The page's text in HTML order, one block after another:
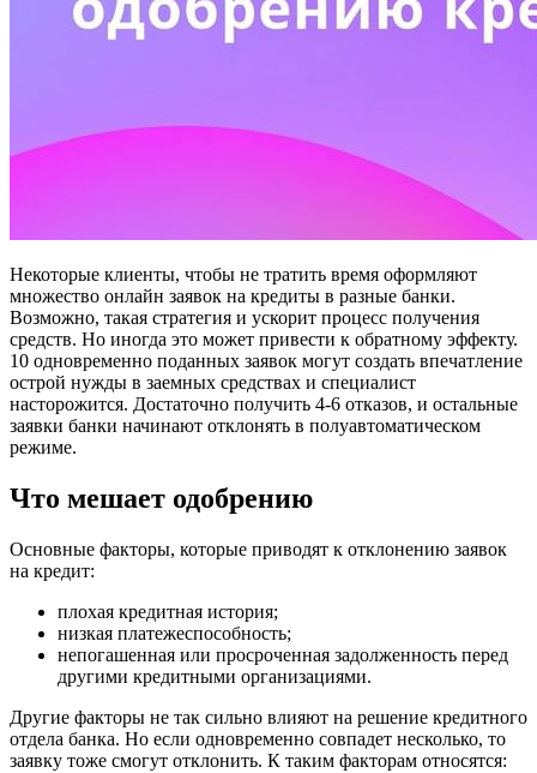
Некоторые клиенты, чтобы не тратить время оформляют
множество онлайн заявок на кредиты в разные банки.
Возможно, такая стратегия и ускорит процесс получения
средств. Но иногда это может привести к обратному эффекту.
10 одновременно поданных заявок могут создать впечатление
острой нужды в заемных средствах и специалист
насторожится. Достаточно получить 4-6 отказов, и остальные
заявки банки начинают отклонять в полуавтоматическом
режиме.
Что мешает одобрению
Основные факторы, которые приводят к отклонению заявок
на кредит:
плохая кредитная история;
низкая платежеспособность;
непогашенная или просроченная задолженность перед
другими кредитными организациями.
Другие факторы не так сильно влияют на решение кредитного
отдела банка. Но если одновременно совпадет несколько, то
заявку тоже смогут отклонить. К таким факторам относятся: